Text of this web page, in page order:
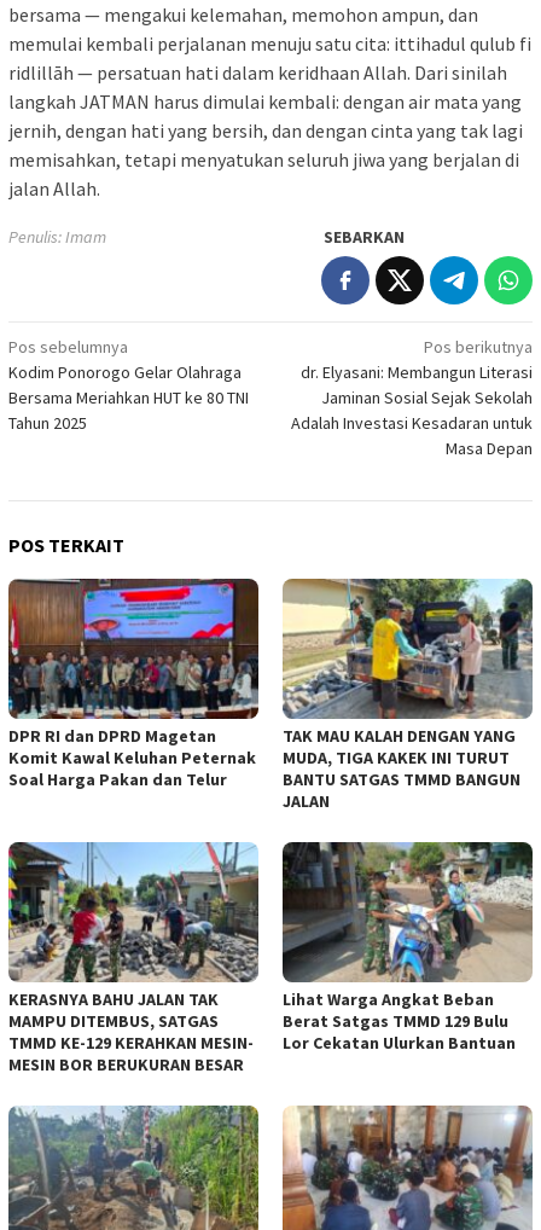
bersama — mengakui kelemahan, memohon ampun, dan
memulai kembali perjalanan menuju satu cita: ittihadul qulub fi
ridlillāh — persatuan hati dalam keridhaan Allah. Dari sinilah
langkah JATMAN harus dimulai kembali: dengan air mata yang
jernih, dengan hati yang bersih, dan dengan cinta yang tak lagi
memisahkan, tetapi menyatukan seluruh jiwa yang berjalan di
jalan Allah.
Penulis: Imam SEBARKAN
Navigasi
pos
Pos sebelumnya
Kodim Ponorogo Gelar Olahraga
Bersama Meriahkan HUT ke 80 TNI
Tahun 2025
Pos berikutnya
dr. Elyasani: Membangun Literasi
Jaminan Sosial Sejak Sekolah
Adalah Investasi Kesadaran untuk
Masa Depan
POS TERKAIT
DPR RI dan DPRD Magetan
Komit Kawal Keluhan Peternak
Soal Harga Pakan dan Telur
TAK MAU KALAH DENGAN YANG
MUDA, TIGA KAKEK INI TURUT
BANTU SATGAS TMMD BANGUN
JALAN
KERASNYA BAHU JALAN TAK
MAMPU DITEMBUS, SATGAS
TMMD KE-129 KERAHKAN MESIN-
MESIN BOR BERUKURAN BESAR
Lihat Warga Angkat Beban
Berat Satgas TMMD 129 Bulu
Lor Cekatan Ulurkan Bantuan